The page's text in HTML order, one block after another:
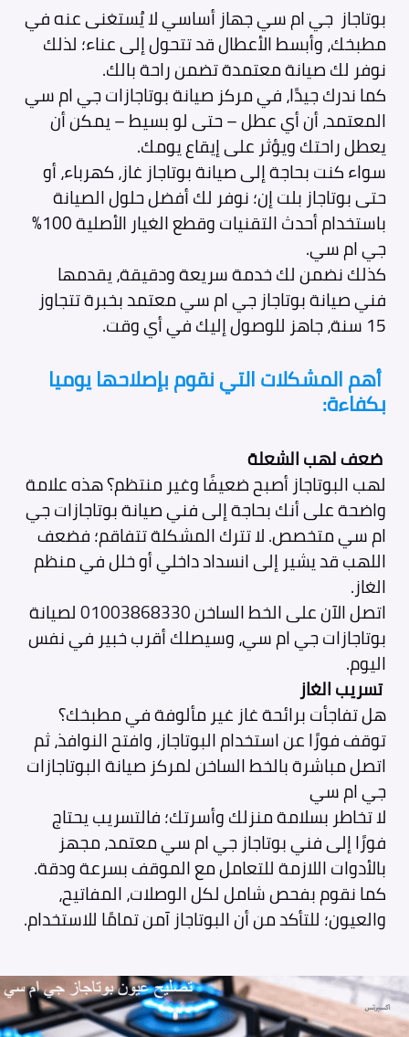
بوتاجاز جي ام سي جهاز أساسي لا يُستغنى عنه في
مطبخك، وأبسط الأعطال قد تتحول إلى عناء؛ لذلك
نوفر لك صيانة معتمدة تضمن راحة بالك.
كما ندرك جيدًا، في مركز صيانة بوتاجازات جي ام سي
المعتمد، أن أي عطل – حتى لو بسيط – يمكن أن
يعطل راحتك ويؤثر على إيقاع يومك.
سواء كنت بحاجة إلى صيانة بوتاجاز غاز، كهرباء، أو
حتى بوتاجاز بلت إن؛ نوفر لك أفضل حلول الصيانة
باستخدام أحدث التقنيات وقطع الغيار الأصلية 100%
جي ام سي.
كذلك نضمن لك خدمة سريعة ودقيقة، يقدمها
فني صيانة بوتاجاز جي ام سي معتمد بخبرة تتجاوز
15 سنة، جاهز للوصول إليك في أي وقت.
أهم المشكلات التي نقوم بإصلاحها يوميا
بكفاءة:
ضعف لهب الشعلة
لهب البوتاجاز أصبح ضعيفًا وغير منتظم؟ هذه علامة
واضحة على أنك بحاجة إلى فني صيانة بوتاجازات جي
ام سي متخصص. لا تترك المشكلة تتفاقم؛ فضعف
اللهب قد يشير إلى انسداد داخلي أو خلل في منظم
الغاز.
اتصل الآن على الخط الساخن01003868330لصيانة
بوتاجازات جي ام سي، وسيصلك أقرب خبير في نفس
اليوم.
تسريب الغاز
هل تفاجأت برائحة غاز غير مألوفة في مطبخك؟
توقف فورًا عن استخدام البوتاجاز، وافتح النوافذ، ثم
اتصل مباشرة بالخط الساخن لمركز صيانة البوتاجازات
جي ام سي
لا تخاطر بسلامة منزلك وأسرتك؛ فالتسريب يحتاج
فورًا إلى فني بوتاجاز جي ام سي معتمد، مجهز
بالأدوات اللازمة للتعامل مع الموقف بسرعة ودقة.
كما نقوم بفحص شامل لكل الوصلات، المفاتيح،
والعيون؛ للتأكد من أن البوتاجاز آمن تمامًا للاستخدام.